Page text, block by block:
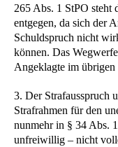
265 Abs. 1 StPO steht
entgegen, da sich der
Schuldspruch nicht
können. Das
Angeklagte im übrigen
3. Der Strafausspruch
Strafrahmen für den
nunmehr in § 34 Abs.
unfreiwillig – nicht